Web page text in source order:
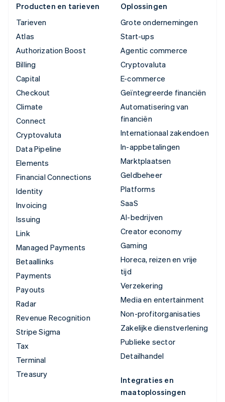
Producten en tarieven
Tarieven
Atlas
Authorization Boost
Billing
Capital
Checkout
Climate
Connect
Cryptovaluta
Data Pipeline
Elements
Financial Connections
Identity
Invoicing
Issuing
Link
Managed Payments
Betaallinks
Payments
Payouts
Radar
Revenue Recognition
Stripe Sigma
Tax
Terminal
Treasury
Oplossingen
Grote ondernemingen
Start-ups
Agentic commerce
Cryptovaluta
E-commerce
Geïntegreerde financiën
Automatisering van
financiën
Internationaal zakendoen
In-appbetalingen
Marktplaatsen
Geldbeheer
Platforms
SaaS
AI-bedrijven
Creator economy
Gaming
Horeca, reizen en vrije
tijd
Verzekering
Media en entertainment
Non-profitorganisaties
Zakelijke dienstverlening
Publieke sector
Detailhandel
Integraties en
maatoplossingen